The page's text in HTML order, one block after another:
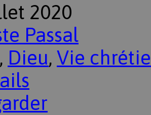
2020
Passal
, Dieu, Vie